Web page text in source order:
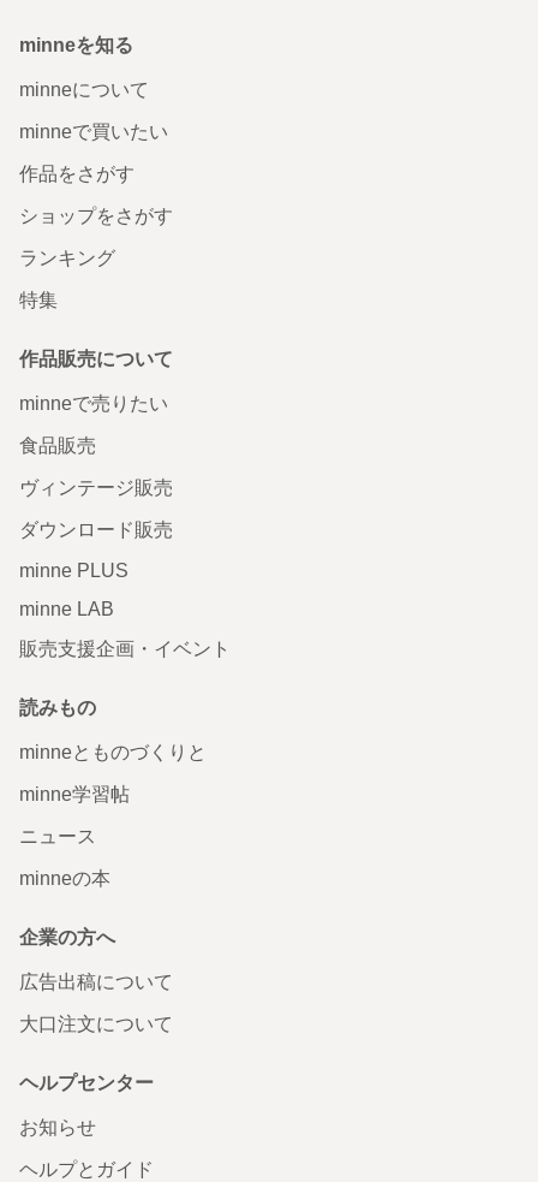
minneを知る
minneについて
minneで買いたい
作品をさがす
ショップをさがす
ランキング
特集
作品販売について
minneで売りたい
食品販売
ヴィンテージ販売
ダウンロード販売
minne PLUS
minne LAB
販売支援企画・イベント
読みもの
minneとものづくりと
minne学習帖
ニュース
minneの本
企業の方へ
広告出稿について
大口注文について
ヘルプセンター
お知らせ
ヘルプとガイド